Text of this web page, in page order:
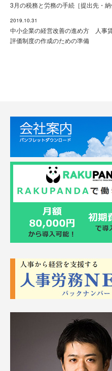
3月の税務と労務の手続［提出先・納
2019.10.31
中小企業の経営改善の進め方 人事
評価制度の作成のための準備